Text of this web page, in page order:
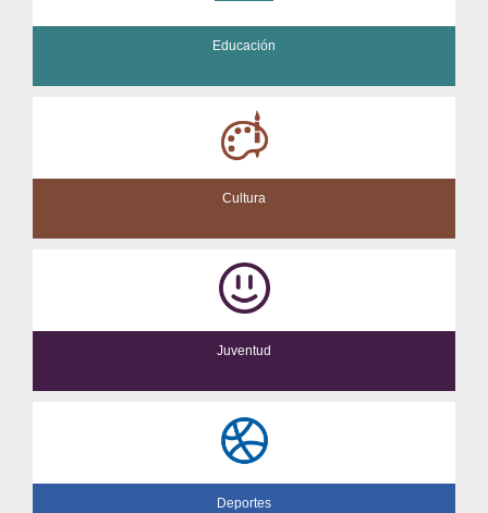
Educación
Cultura
Juventud
Deportes